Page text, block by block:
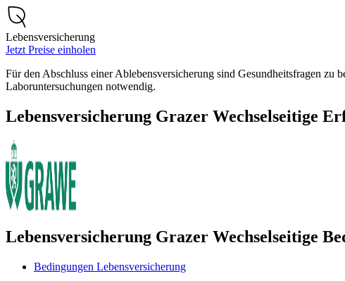
Lebensversicherung
Jetzt Preise einholen
Für den Abschluss einer Ablebensversicherung sind Gesundheitsfragen
Laboruntersuchungen notwendig.
Lebensversicherung Grazer Wechselseitige
Lebensversicherung Grazer Wechselseitige
Bedingungen Lebensversicherung